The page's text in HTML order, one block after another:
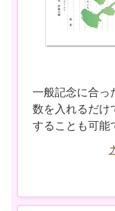
一般記念に合っ
数を入れるだけ
することも可能